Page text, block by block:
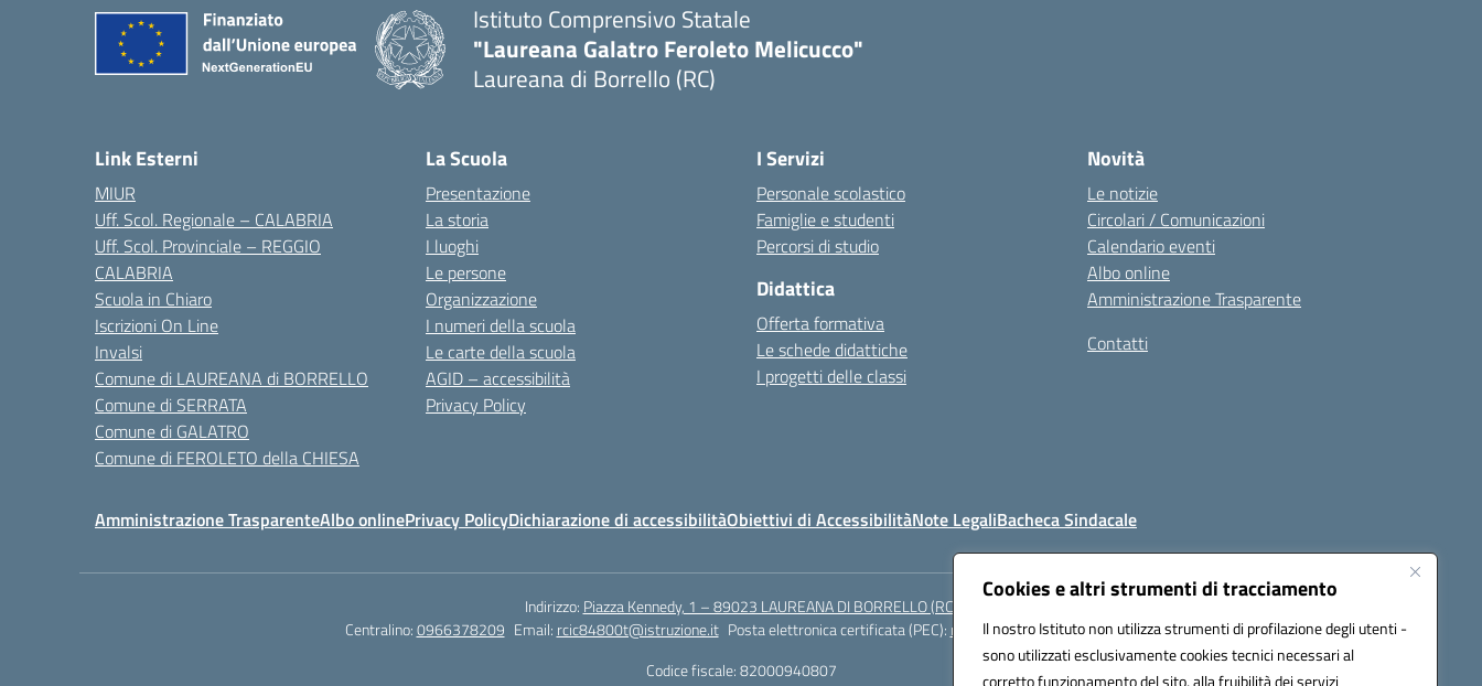
Cookies e altri strumenti di tracciamento
Il nostro Istituto non utilizza strumenti di profilazione degli utenti -
sono utilizzati esclusivamente cookies tecnici necessari al
corretto funzionamento del sito, alla fruibilità dei servizi
Istituto Comprensivo Statale
"Laureana Galatro Feroleto Melicucco"
Laureana di Borrello (RC)
Link Esterni
MIUR
Uff. Scol. Regionale – CALABRIA
Uff. Scol. Provinciale – REGGIO
CALABRIA
Scuola in Chiaro
Iscrizioni On Line
Invalsi
Comune di LAUREANA di BORRELLO
Comune di SERRATA
Comune di GALATRO
Comune di FEROLETO della CHIESA
La Scuola
Presentazione
La storia
I luoghi
Le persone
Organizzazione
I numeri della scuola
Le carte della scuola
AGID – accessibilità
Privacy Policy
I Servizi
Personale scolastico
Famiglie e studenti
Percorsi di studio
Didattica
Offerta formativa
Le schede didattiche
I progetti delle classi
Novità
Le notizie
Circolari / Comunicazioni
Calendario eventi
Albo online
Amministrazione Trasparente
Contatti
Amministrazione TrasparenteAlbo onlinePrivacy PolicyDichiarazione di accessibilitàObiettivi di AccessibilitàNote LegaliBacheca Sindacale
Indirizzo: Piazza Kennedy, 1 – 89023 LAUREANA DI BORRELLO (RC)
Centralino:0966378209 Email: rcic84800t@istruzione.it Posta elettronica certificata (PEC): rcic84800t@pec.istruzione.it
Codice fiscale: 82000940807